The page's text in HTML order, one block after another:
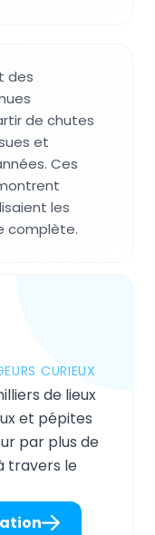
des
de chutes
et
Ces
les
complète.
CURIEUX
de lieux
et pépites
par plus de
travers le